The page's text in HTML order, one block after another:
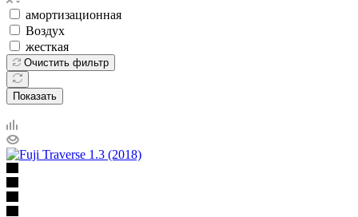
амортизационная
Воздух
жесткая
Очистить фильтр
Показать